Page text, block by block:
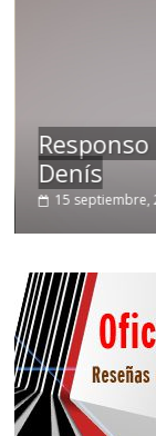
Denís
15 septiembre,